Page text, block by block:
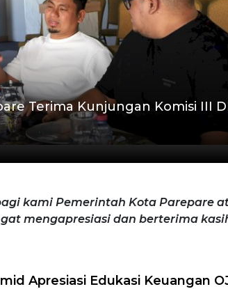
Terima Kunjungan Komisi III
kami Pemerintah Kota Parepare
mengapresiasi dan berterima
Apresiasi Edukasi Keuangan